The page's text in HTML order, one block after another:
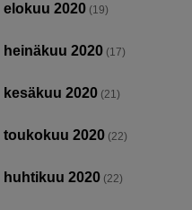
elokuu 2020 (19)
heinäkuu 2020 (17)
kesäkuu 2020 (21)
toukokuu 2020 (22)
huhtikuu 2020 (22)